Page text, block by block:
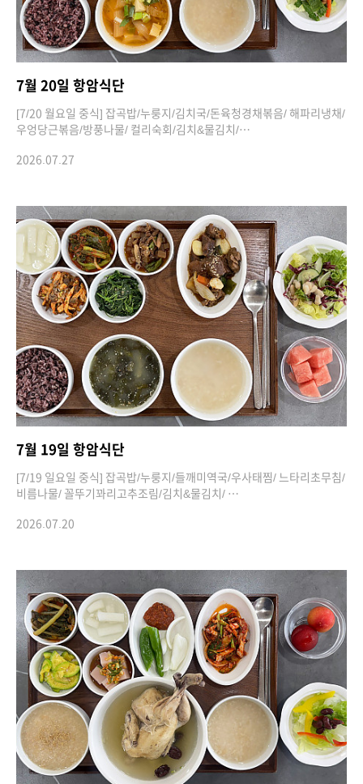
7월 20일 항암식단
[7/20 월요일 중식] 잡곡밥/누룽지/김치국/돈육청경채볶음/ 해파리냉채/
우엉당근볶음/방풍나물/ 컬리숙회/김치&물김치/…
2026.07.27
7월 19일 항암식단
[7/19 일요일 중식] 잡곡밥/누룽지/들깨미역국/우사태찜/ 느타리초무침/
비름나물/ 꼴뚜기꽈리고추조림/김치&물김치/ …
2026.07.20